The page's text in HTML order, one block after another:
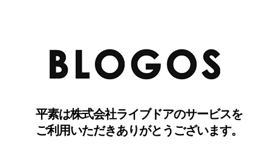
平素は株式会社ライブドアのサービスを
ご利用いただきありがとうございます。